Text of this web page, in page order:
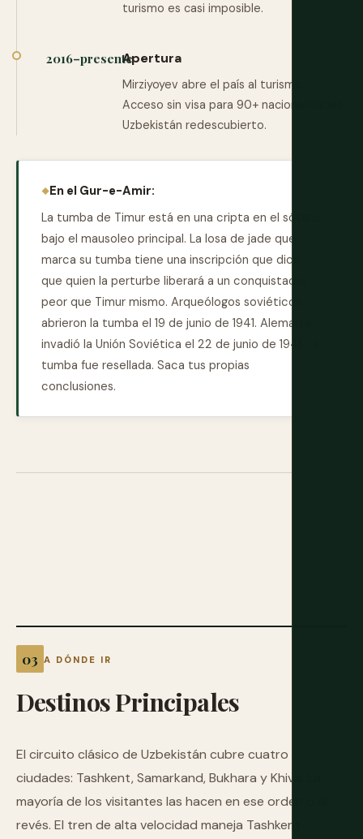
turismo es casi imposible.
2016–presenteApertura
Mirziyoyev abre el país al turismo.
Acceso sin visa para 90+ nacionalidades.
Uzbekistán redescubierto.
En el Gur-e-Amir:
La tumba de Timur está en una cripta en el sótano
bajo el mausoleo principal. La losa de jade que
marca su tumba tiene una inscripción que dice
que quien la perturbe liberará a un conquistador
peor que Timur mismo. Arqueólogos soviéticos
abrieron la tumba el 19 de junio de 1941. Alemania
invadió la Unión Soviética el 22 de junio de 1941. La
tumba fue resellada. Saca tus propias
conclusiones.
A DÓNDE IR
DestinosPrincipales
El circuito clásico de Uzbekistán cubre cuatro
ciudades: Tashkent, Samarkand, Bukhara y Khiva. La
mayoría de los visitantes las hacen en ese orden o al
revés. El tren de alta velocidad maneja Tashkent-